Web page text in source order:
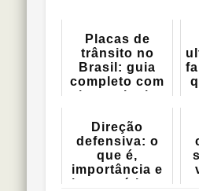
Placas de
trânsito no
Brasil: guia
completo com
tipos, signi...
Direção
defensiva: o
que é,
importância e
boas práticas